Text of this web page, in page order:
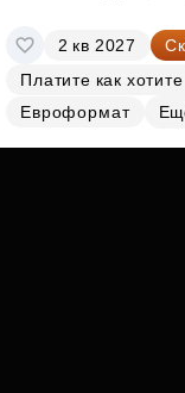
2 кв 2027
Платите как хотите
Евроформат